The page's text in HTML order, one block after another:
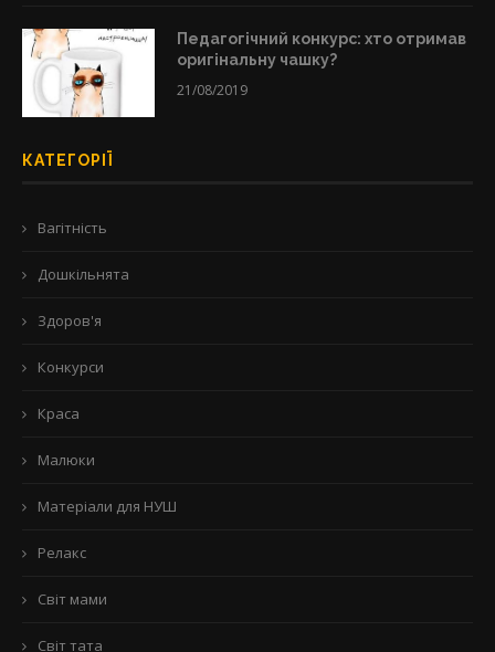
Педагогічний конкурс: хто отримав
оригінальну чашку?
21/08/2019
КАТЕГОРІЇ
Вагітність
Дошкільнята
Здоров'я
Конкурси
Краса
Малюки
Матеріали для НУШ
Релакс
Світ мами
Світ тата